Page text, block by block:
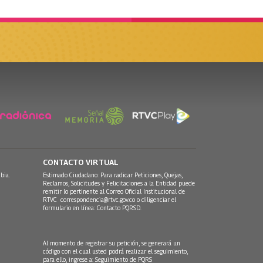
CONTACTO VIRTUAL
Estimado Ciudadano: Para radicar Peticiones, Quejas,
Reclamos, Solicitudes y Felicitaciones a la Entidad puede
remitir lo pertinente al Correo Oficial Institucional de
RTVC correspondencia@rtvc.gov.co o diligenciar el
formulario en línea: Contacto PQRSD.
Al momento de registrar su petición, se generará un
código con el cual usted podrá realizar el seguimiento,
para ello, ingrese a: Seguimiento de PQRS